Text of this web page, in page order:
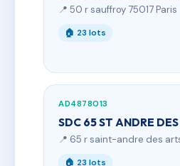
📍 50 r sauffroy 75017 Paris
🏠 23 lots
AD4878013
SDC 65 ST ANDRE
📍 65 r saint-andre des
🏠 23 lots